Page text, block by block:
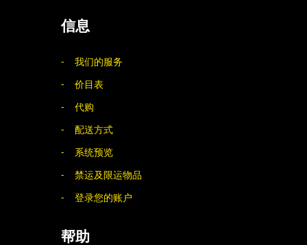
信息
我们的服务
价目表
代购
配送方式
系统预览
禁运及限运物品
登录您的账户
帮助